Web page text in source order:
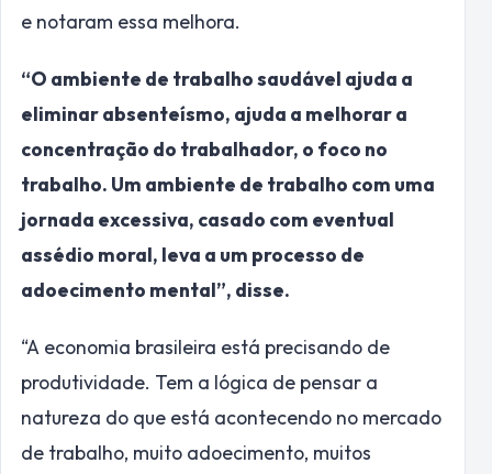
e notaram essa melhora.
“O ambiente de trabalho saudável ajuda a
eliminar absenteísmo, ajuda a melhorar a
concentração do trabalhador, o foco no
trabalho. Um ambiente de trabalho com uma
jornada excessiva, casado com eventual
assédio moral, leva a um processo de
adoecimento mental”, disse.
“A economia brasileira está precisando de
produtividade. Tem a lógica de pensar a
natureza do que está acontecendo no mercado
de trabalho, muito adoecimento, muitos